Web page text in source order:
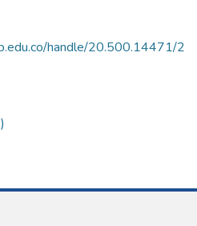
handle/20.500.14471/2